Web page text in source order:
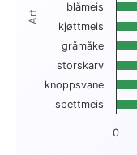
Art
0
blåmeis
kjøttmeis
gråmåke
storskarv
knoppsvane
spettmeis